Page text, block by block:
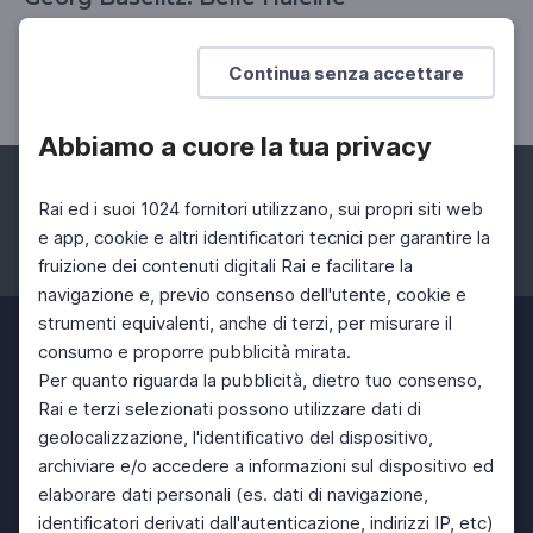
Continua senza accettare
Abbiamo a cuore la tua privacy
Rai ed i suoi 1024 fornitori utilizzano, sui propri siti web
e app, cookie e altri identificatori tecnici per garantire la
fruizione dei contenuti digitali Rai e facilitare la
navigazione e, previo consenso dell'utente, cookie e
strumenti equivalenti, anche di terzi, per misurare il
consumo e proporre pubblicità mirata.
Per quanto riguarda la pubblicità, dietro tuo consenso,
Rai e terzi selezionati possono utilizzare dati di
geolocalizzazione, l'identificativo del dispositivo,
archiviare e/o accedere a informazioni sul dispositivo ed
elaborare dati personali (es. dati di navigazione,
identificatori derivati dall'autenticazione, indirizzi IP, etc)
del maestro tedesco
Facebook Instagram Twitter